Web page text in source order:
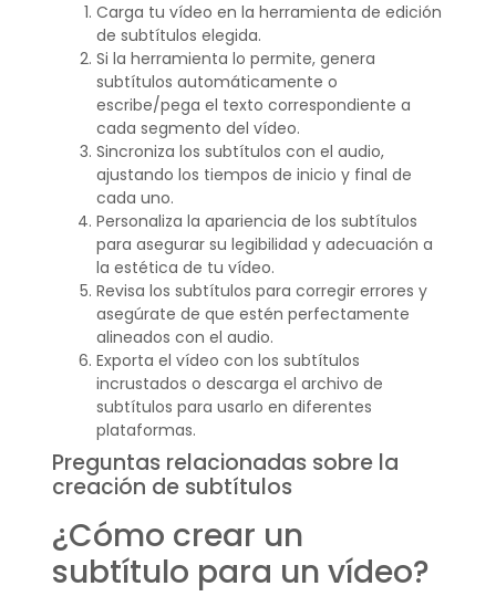
Carga tu vídeo en la herramienta de edición
de subtítulos elegida.
Si la herramienta lo permite, genera
subtítulos automáticamente o
escribe/pega el texto correspondiente a
cada segmento del vídeo.
Sincroniza los subtítulos con el audio,
ajustando los tiempos de inicio y final de
cada uno.
Personaliza la apariencia de los subtítulos
para asegurar su legibilidad y adecuación a
la estética de tu vídeo.
Revisa los subtítulos para corregir errores y
asegúrate de que estén perfectamente
alineados con el audio.
Exporta el vídeo con los subtítulos
incrustados o descarga el archivo de
subtítulos para usarlo en diferentes
plataformas.
Preguntas relacionadas sobre la
creación de subtítulos
¿Cómo crear un
subtítulo para un vídeo?